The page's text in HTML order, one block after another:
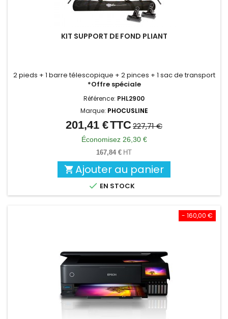
KIT SUPPORT DE FOND PLIANT
2 pieds + 1 barre télescopique + 2 pinces + 1 sac de transport
*Offre spéciale
Référence: PHL2900
Marque: PHOCUSLINE
Prix
Prix
de
base
201,41 €TTC227,71 €
Économisez 26,30 €
167,84 € HT
 Ajouter au panier
 EN STOCK
- 160,00 €